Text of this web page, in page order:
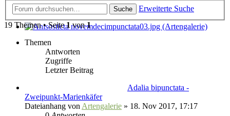
Suche
Erweiterte Suche
19 Themen • Seite1von1
Themen
Antworten
Zugriffe
Letzter Beitrag
Adalia bipunctata -
Zweipunkt-Marienkäfer
Dateianhang von Artengalerie » 18. Nov 2017, 17:17